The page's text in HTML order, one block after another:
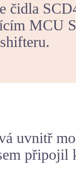
čidla
MCU
uvnitř
připojil